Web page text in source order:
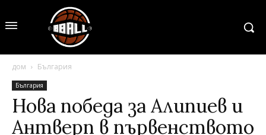
дом България
България
Нова победа за Алипиев и
Антверп в първенството